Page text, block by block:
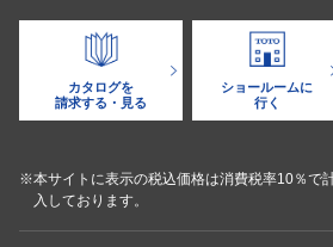
カタログを
請求する・見る
ショールームに
行く
※本サイトに表示の税込価格は消費税率10％で
入しております。